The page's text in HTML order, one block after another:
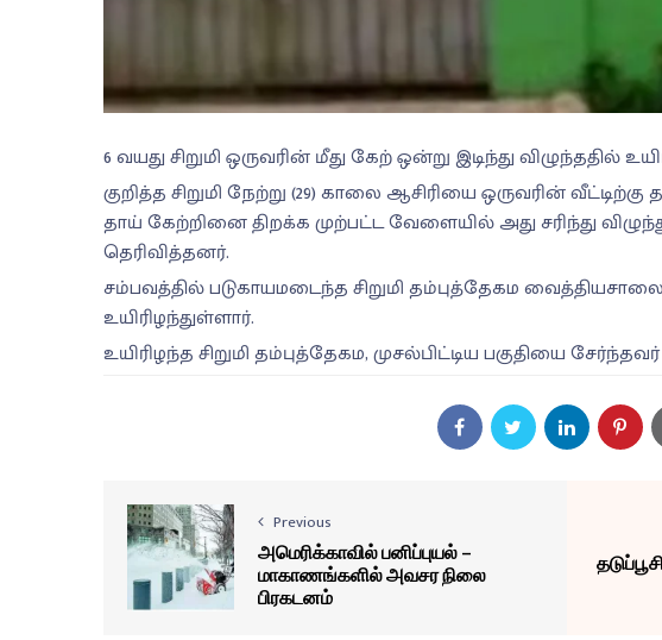
6 வயது சிறுமி ஒருவரின் மீது கேற் ஒன்று இடிந்து விழுந்ததில்
குறித்த சிறுமி நேற்று (29) காலை ஆசிரியை ஒருவரின்
தாய் கேற்றினை திறக்க முற்பட்ட வேளையில் அது சரிந்து
தெரிவித்தனர்.
சம்பவத்தில் படுகாயமடைந்த சிறுமி தம்புத்தேகம
உயிரிழந்துள்ளார்.
உயிரிழந்த சிறுமி தம்புத்தேகம, முசல்பிட்டிய பகுதியை
Previous
அமெரிக்காவில் பனிப்புயல் –
மாகாணங்களில் அவசர நிலை
பிரகடனம்